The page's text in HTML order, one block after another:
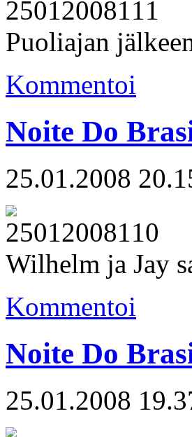
Puoliajan
Kommentoi
Noite Do
25.01.2008
Wilhelm ja Jay
Kommentoi
Noite Do
25.01.2008